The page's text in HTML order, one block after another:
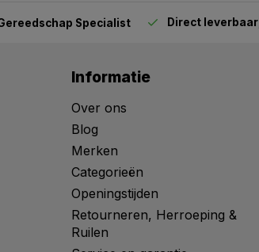
Specialist Direct leverbaar
Informatie
Over ons
Blog
Merken
Categorieën
Openingstijden
Retourneren, Herroeping &
Ruilen